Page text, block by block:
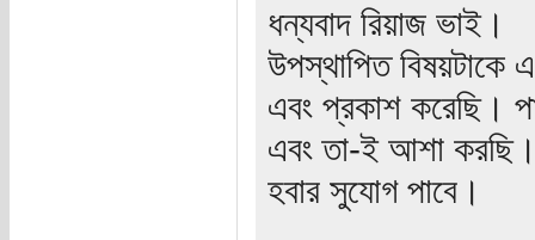
ধন্যবাদ রিয়াজ ভাই।
উপস্থাপিত বিষয়টাকে
এবং প্রকাশ করেছি।
এবং তা-ই আশা করছি।
হবার সুযোগ পাবে।